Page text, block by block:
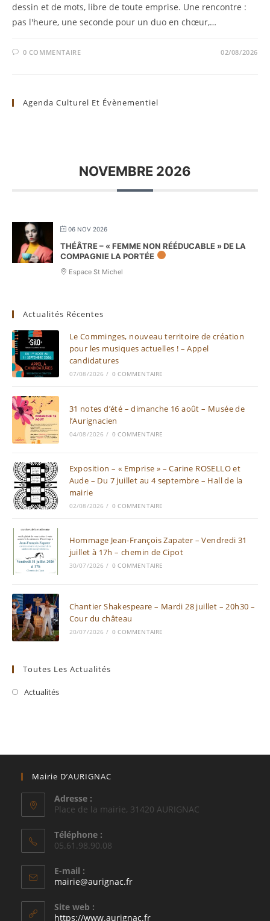
dessin et de mots, libre de toute emprise. Une rencontre :
pas l'heure, une seconde pour un duo en chœur,…
0 COMMENTAIRE 02/08/2026
Agenda Culturel Et Évènementiel
NOVEMBRE 2026
06 NOV 2026
THÉÂTRE – « FEMME NON RÉÉDUCABLE » DE LA
COMPAGNIE LA PORTÉE
Espace St Michel
Actualités Récentes
Le Comminges, nouveau territoire de création
pour les musiques actuelles ! – Appel
candidatures
07/08/2026 / 0 COMMENTAIRE
31 notes d’été – dimanche 16 août – Musée de
l’Aurignacien
04/08/2026 / 0 COMMENTAIRE
Exposition – « Emprise » – Carine ROSELLO et
Aude – Du 7 juillet au 4 septembre – Hall de la
mairie
02/08/2026 / 0 COMMENTAIRE
Hommage Jean-François Zapater – Vendredi 31
juillet à 17h – chemin de Cipot
30/07/2026 / 0 COMMENTAIRE
Chantier Shakespeare – Mardi 28 juillet – 20h30 –
Cour du château
20/07/2026 / 0 COMMENTAIRE
Toutes Les Actualités
Actualités
Mairie D’AURIGNAC
Adresse :
Place de la mairie, 31420 AURIGNAC
Téléphone :
05.61.98.90.08
E-mail :
mairie@aurignac.frS’ouvre
application
Site web :
https://www.aurignac.fr